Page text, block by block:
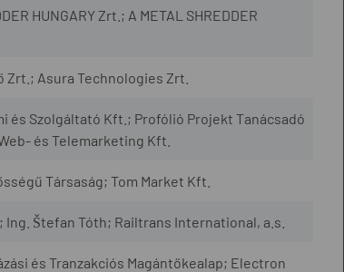
HUNGARY Zrt.; A METAL SHREDDER
Zrt.; Asura Technologies Zrt.
és Szolgáltató Kft.; Profólió Projekt Tanácsadó
és Telemarketing Kft.
Társaság; Tom Market Kft.
Ing. Štefan Tóth; Railtrans International, a.s.
és Tranzakciós Magántőkealap; Electron